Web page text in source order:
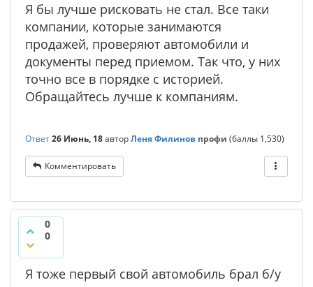
Я бы лучше рисковать не стал. Все таки
компании, которые занимаются
продажей, проверяют автомобили и
документы перед приемом. Так что, у них
точно все в порядке с историей.
Обращайтесь лучше к компаниям.
Ответ26 Июнь, 18авторЛеня Филинов профи (баллы 1,530)
Комментировать
0
0
Я тоже первый свой автомобиль брал б/у